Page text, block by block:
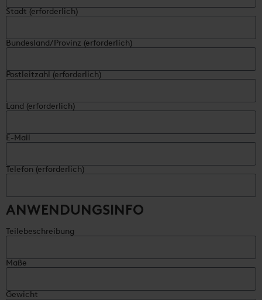
Stadt (erforderlich)
Bundesland/Provinz (erforderlich)
Postleitzahl (erforderlich)
Land (erforderlich)
E-Mail
Telefon (erforderlich)
ANWENDUNGSINFO
Teilebeschreibung
Maße
Gewicht